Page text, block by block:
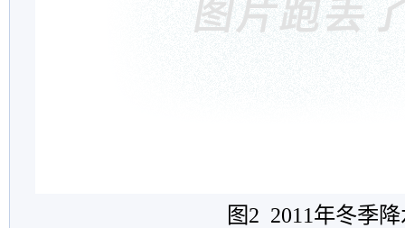
图2 2011年冬季